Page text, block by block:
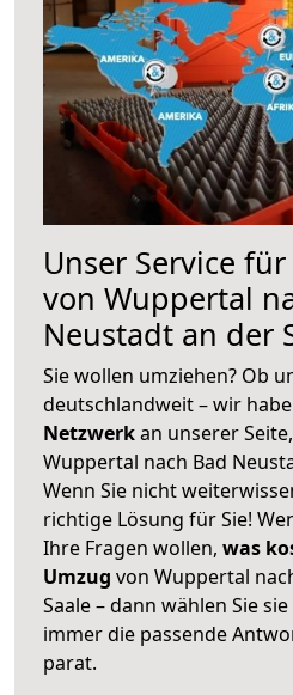
Unser Service
von Wuppertal
Neustadt an der
Sie wollen umziehen? Ob
deutschlandweit – wir
Netzwerkan unserer
Wuppertal nach Bad
Wenn Sie nicht
richtige Lösung für Sie!
Ihre Fragen wollen, was
Umzug von Wuppertal
Saale – dann wählen Sie
immer die passende
parat.